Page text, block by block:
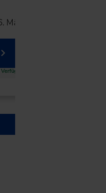
März 2027
Verfügbar